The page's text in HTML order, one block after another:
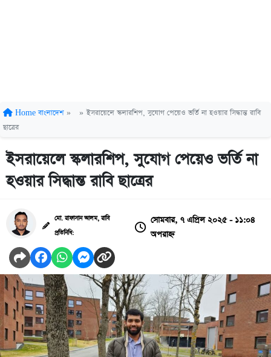
Home বাংলাদেশ » » ইসরায়েলে স্কলারশিপ, সুযোগ পেয়েও ভর্তি না হওয়ার সিদ্ধান্ত রাবি
ছাত্রের
ইসরায়েলে স্কলারশিপ, সুযোগ পেয়েও ভর্তি না
হওয়ার সিদ্ধান্ত রাবি ছাত্রের
মো. রাফাসান আলম, রাবি
প্রতিনিধি:
সোমবার, ৭ এপ্রিল ২০২৫ - ১১:০৪
অপরাহ্ন